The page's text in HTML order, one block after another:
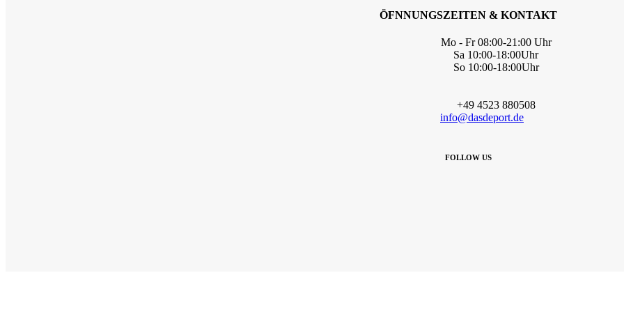
ÖFNNUNGSZEITEN & KONTAKT
Mo - Fr 08:00-21:00 Uhr
Sa 10:00-18:00Uhr
So 10:00-18:00Uhr
+49 4523 880508
info@dasdeport.de
FOLLOW US